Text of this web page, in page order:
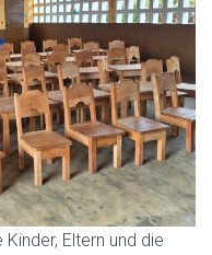
Eltern und die